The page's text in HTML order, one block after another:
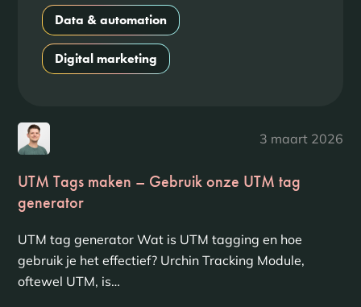
Data & automation
Digital marketing
3 maart 2026
UTM Tags maken – Gebruik onze UTM tag
generator
UTM tag generator Wat is UTM tagging en hoe
gebruik je het effectief? Urchin Tracking Module,
oftewel UTM, is…